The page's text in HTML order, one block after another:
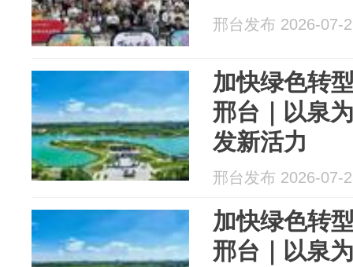
邢台发布 2026-07-
加快绿色转
邢台｜以泉
发新活力
邢台发布 2026-07-
加快绿色转
邢台｜以泉